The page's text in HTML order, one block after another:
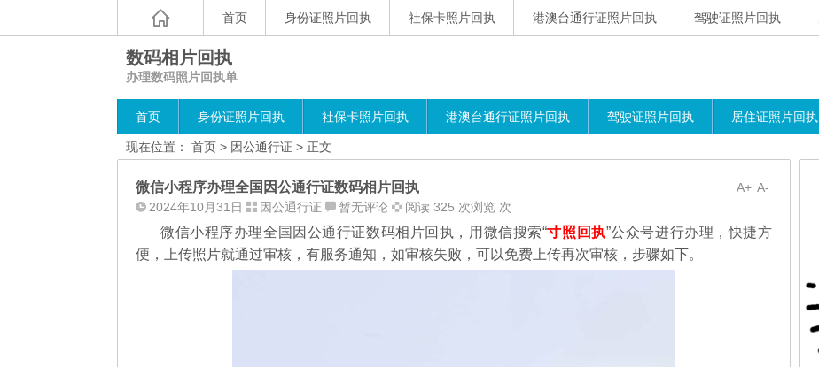
首页 身份证照片回执 社保卡照片回执 港澳台通行证照片回执 驾驶证照片回执
数码相片回执
办理数码照片回执单
首页 身份证照片回执 社保卡照片回执 港澳台通行证照片回执 驾驶证照片回执 居住证照片回执
现在位置： 首页 > 因公通行证 > 正文
A-
A+
微信小程序办理全国因公通行证数码相片回执
2024年10月31日 因公通行证 暂无评论 阅读 325 次浏览 次
微信小程序办理全国因公通行证数码相片回执，用微信搜索“寸照回执”公众号进行办理，快捷方
便，上传照片就通过审核，有服务通知，如审核失败，可以免费上传再次审核，步骤如下。